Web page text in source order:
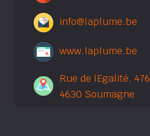
info@laplume.be
www.laplume.be
Rue de lEgalité, 476
4630 Soumagne